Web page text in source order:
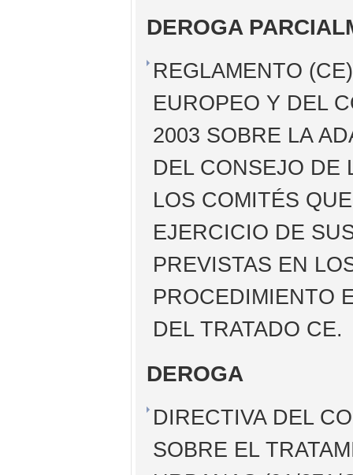
DEROGA
REGLAMENTO
EUROPEO Y DEL
2003 SOBRE LA
DEL CONSEJO DE
LOS COMITÉS
EJERCICIO DE
PREVISTAS EN
PROCEDIMIENTO
DEL TRATADO CE.
DEROGA
DIRECTIVA DEL
SOBRE EL